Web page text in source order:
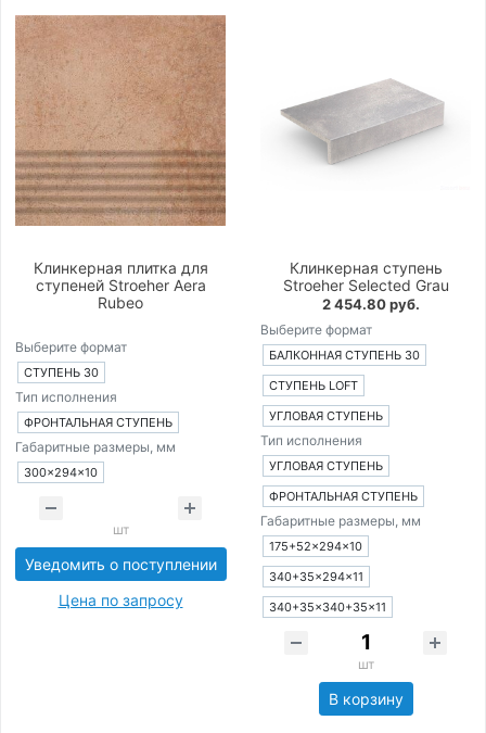
Клинкерная плитка для
ступеней Stroeher Aera
Rubeo
Выберите формат
СТУПЕНЬ 30
Тип исполнения
ФРОНТАЛЬНАЯ СТУПЕНЬ
Габаритные размеры, мм
300×294×10
шт
Уведомить о поступлении
Цена по запросу
Клинкерная ступень
Stroeher Selected Grau
2 454.80 руб.
Выберите формат
БАЛКОННАЯ СТУПЕНЬ 30
СТУПЕНЬ LOFT
УГЛОВАЯ СТУПЕНЬ
Тип исполнения
УГЛОВАЯ СТУПЕНЬ
ФРОНТАЛЬНАЯ СТУПЕНЬ
Габаритные размеры, мм
175+52×294×10
340+35×294×11
340+35×340+35×11
шт
В корзину